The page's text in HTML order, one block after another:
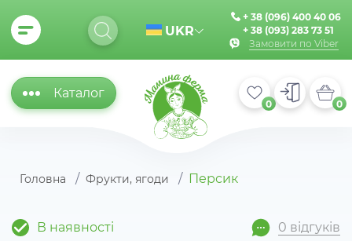
UKR
+ 38 (096) 400 40 06
+ 38 (093) 283 73 51
Замовити по Viber
Каталог
0 0
Головна Фрукти, ягоди Персик
В наявності 0 відгуків